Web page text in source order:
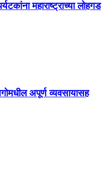
महाराष्ट्राच्या लोहगड
अपूर्ण व्यवसायासह